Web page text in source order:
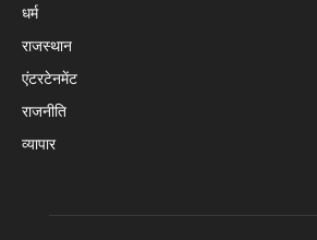
धर्म
राजस्थान
एंटरटेनमेंट
राजनीति
व्यापार